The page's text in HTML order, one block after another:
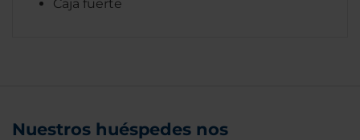
Caja fuerte
Nuestros huéspedes nos